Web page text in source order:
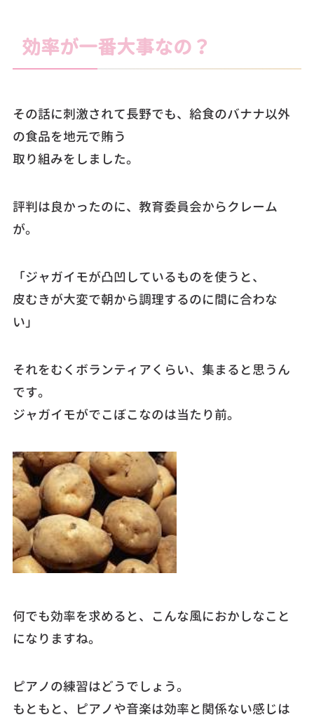
効率が一番大事なの？
その話に刺激されて長野でも、給食のバナナ以外
の食品を地元で賄う
取り組みをしました。
評判は良かったのに、教育委員会からクレーム
が。
「ジャガイモが凸凹しているものを使うと、
皮むきが大変で朝から調理するのに間に合わな
い」
それをむくボランティアくらい、集まると思うん
です。
ジャガイモがでこぼこなのは当たり前。
何でも効率を求めると、こんな風におかしなこと
になりますね。
ピアノの練習はどうでしょう。
もともと、ピアノや音楽は効率と関係ない感じは